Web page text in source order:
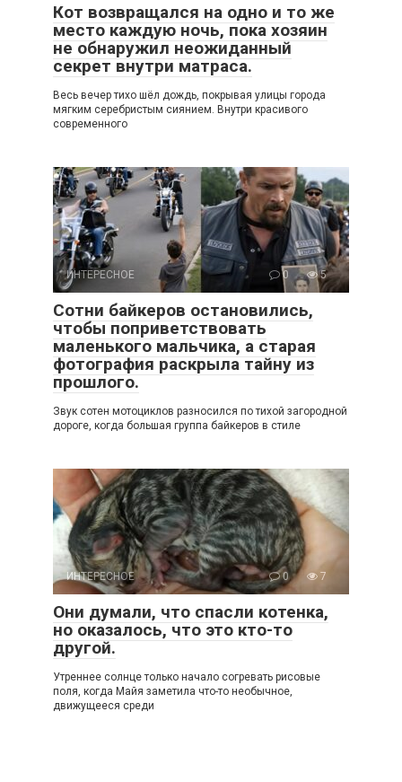
Кот возвращался на одно и то же
место каждую ночь, пока хозяин
не обнаружил неожиданный
секрет внутри матраса.
Весь вечер тихо шёл дождь, покрывая улицы города
мягким серебристым сиянием. Внутри красивого
современного
ИНТЕРЕСНОЕ 0 5
Сотни байкеров остановились,
чтобы поприветствовать
маленького мальчика, а старая
фотография раскрыла тайну из
прошлого.
Звук сотен мотоциклов разносился по тихой загородной
дороге, когда большая группа байкеров в стиле
ИНТЕРЕСНОЕ 0 7
Они думали, что спасли котенка,
но оказалось, что это кто-то
другой.
Утреннее солнце только начало согревать рисовые
поля, когда Майя заметила что-то необычное,
движущееся среди